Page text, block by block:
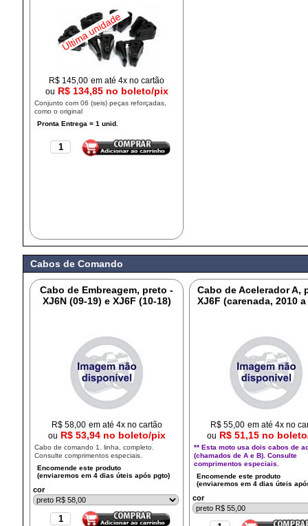
Última unidade
R$ 145,00 em até 4x no cartão
ou R$ 134,85 no boleto/pix
Conjunto com 06 (seis) peças reforçadas,
como o original
Cabos de Comando
Cabo de Embreagem, preto -
XJ6N (09-19) e XJ6F (10-18)
R$ 58,00 em até 4x no cartão
ou R$ 53,94 no boleto/pix
Cabo de comando 1. linha, completo.
Consulte comprimentos especiais.
cor
Cabo de Acelerador A,
XJ6F (carenada, 2010 a
R$55,00 em até 4x no
ou R$ 51,15 no
** Esta moto usa dois cabos de
(chamados de A e B). Consulte
comprimentos especiais.
cor